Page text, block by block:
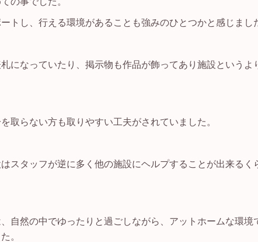
トし、行える環境があることも強みのひとつかと感じまし
になっていたり、掲示物も作品が飾ってあり施設というよ
取らない方も取りやすい工夫がされていました。
スタッフが逆に多く他の施設にヘルプすることが出来るく
自然の中でゆったりと過ごしながら、アットホームな環境
。